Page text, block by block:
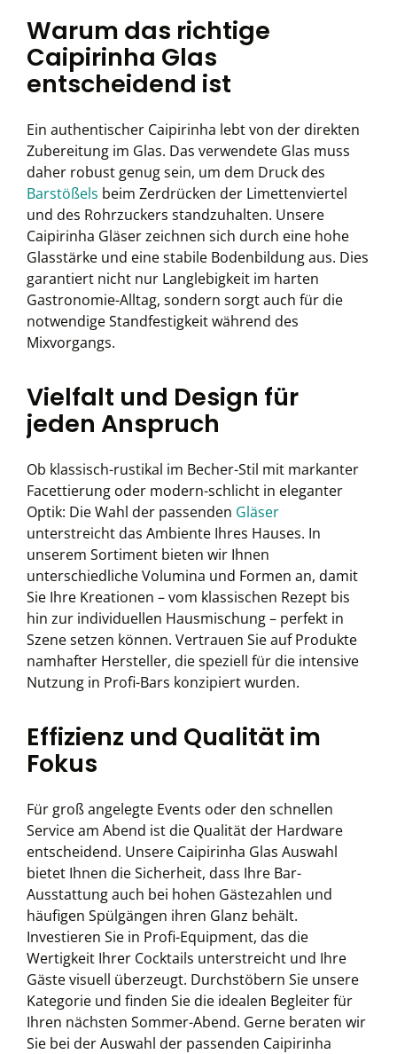
Warum das richtige
Caipirinha Glas
entscheidend ist
Ein authentischer Caipirinha lebt von der direkten
Zubereitung im Glas. Das verwendete Glas muss
daher robust genug sein, um dem Druck des
Barstößels beim Zerdrücken der Limettenviertel
und des Rohrzuckers standzuhalten. Unsere
Caipirinha Gläser zeichnen sich durch eine hohe
Glasstärke und eine stabile Bodenbildung aus. Dies
garantiert nicht nur Langlebigkeit im harten
Gastronomie-Alltag, sondern sorgt auch für die
notwendige Standfestigkeit während des
Mixvorgangs.
Vielfalt und Design für
jeden Anspruch
Ob klassisch-rustikal im Becher-Stil mit markanter
Facettierung oder modern-schlicht in eleganter
Optik: Die Wahl der passenden Gläser
unterstreicht das Ambiente Ihres Hauses. In
unserem Sortiment bieten wir Ihnen
unterschiedliche Volumina und Formen an, damit
Sie Ihre Kreationen – vom klassischen Rezept bis
hin zur individuellen Hausmischung – perfekt in
Szene setzen können. Vertrauen Sie auf Produkte
namhafter Hersteller, die speziell für die intensive
Nutzung in Profi-Bars konzipiert wurden.
Effizienz und Qualität im
Fokus
Für groß angelegte Events oder den schnellen
Service am Abend ist die Qualität der Hardware
entscheidend. Unsere Caipirinha Glas Auswahl
bietet Ihnen die Sicherheit, dass Ihre Bar-
Ausstattung auch bei hohen Gästezahlen und
häufigen Spülgängen ihren Glanz behält.
Investieren Sie in Profi-Equipment, das die
Wertigkeit Ihrer Cocktails unterstreicht und Ihre
Gäste visuell überzeugt. Durchstöbern Sie unsere
Kategorie und finden Sie die idealen Begleiter für
Ihren nächsten Sommer-Abend. Gerne beraten wir
Sie bei der Auswahl der passenden Caipirinha